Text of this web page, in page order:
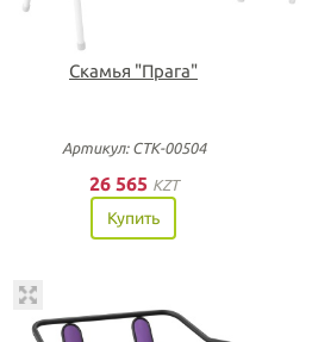
Скамья "Прага"
Артикул: СТК-00504
26 565 KZT
Купить